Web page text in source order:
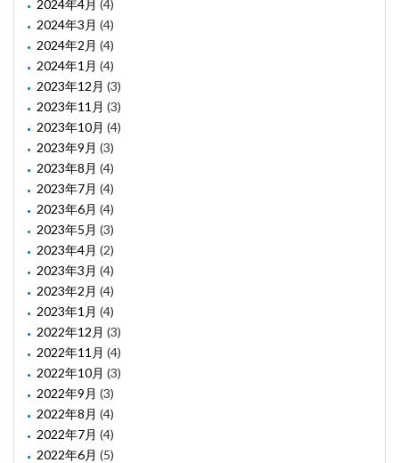
2024年4月 (4)
2024年3月 (4)
2024年2月 (4)
2024年1月 (4)
2023年12月 (3)
2023年11月 (3)
2023年10月 (4)
2023年9月 (3)
2023年8月 (4)
2023年7月 (4)
2023年6月 (4)
2023年5月 (3)
2023年4月 (2)
2023年3月 (4)
2023年2月 (4)
2023年1月 (4)
2022年12月 (3)
2022年11月 (4)
2022年10月 (3)
2022年9月 (3)
2022年8月 (4)
2022年7月 (4)
2022年6月 (5)